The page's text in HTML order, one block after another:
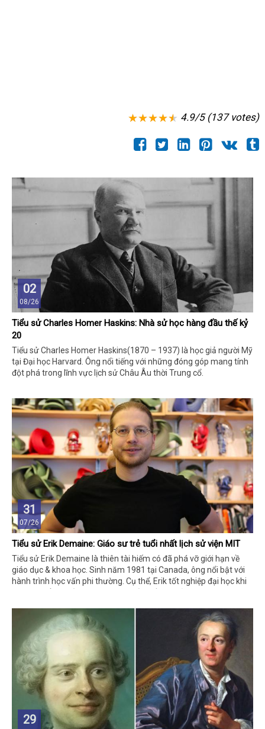
4.9/5 (137 votes)
02
08/26
Tiểu sử Charles Homer Haskins: Nhà sử học hàng đầu thế kỷ
20
Tiểu sử Charles Homer Haskins(1870 – 1937) là học giả người Mỹ
tại Đại học Harvard. Ông nổi tiếng với những đóng góp mang tính
đột phá trong lĩnh vực lịch sử Châu Âu thời Trung cổ.
31
07/26
Tiểu sử Erik Demaine: Giáo sư trẻ tuổi nhất lịch sử viện MIT
Tiểu sử Erik Demaine là thiên tài hiếm có đã phá vỡ giới hạn về
giáo dục & khoa học. Sinh năm 1981 tại Canada, ông nổi bật với
hành trình học vấn phi thường. Cụ thể, Erik tốt nghiệp đại học khi
29